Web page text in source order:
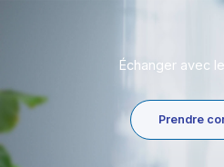
Échanger avec
Prendre